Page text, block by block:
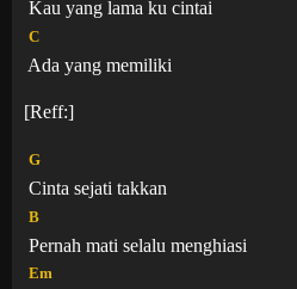
Kau yang lama ku cintai
C
Ada yang memiliki
[Reff:]
G
Cinta sejati takkan
B
Pernah mati selalu menghiasi
Em